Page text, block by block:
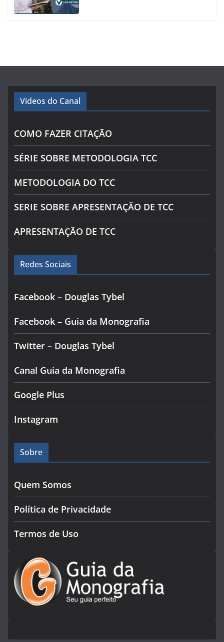
Videos do Canal
COMO FAZER CITAÇÃO
SÉRIE SOBRE METODOLOGIA TCC
METODOLOGIA DO TCC
SERIE SOBRE APRESENTAÇÃO DE TCC
APRESENTAÇÃO DE TCC
Redes Sociais
Facebook – Douglas Tybel
Facebook – Guia da Monografia
Twitter – Douglas Tybel
Canal Guia da Monografia
Google Plus
Instagram
Sobre
Quem Somos
Política de Privacidade
Termos de Uso